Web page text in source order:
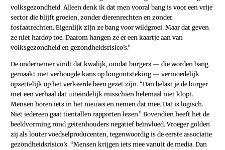
volksgezondheid. Alleen denk ik dat men vooral bang is voor een vrije
sector die blijft groeien, zonder dierenrechten en zonder
fosfaatrechten. Eigenlijk zijn ze bang voor wildgroei. Maar dat geven
ze niet hardop toe. Daarom hangen ze er een kaartje aan van
volksgezondheid en gezondheidsrisico’s.”
De ondernemer vindt dat kwalijk, omdat burgers — die worden bang
gemaakt met verhoogde kans op longontsteking — vermoedelijk
opzettelijk op het verkeerde been gezet zijn. “Dan belast je de burger
met een verhaal dat uiteindelijk misschien helemaal niet klopt.
Mensen horen iets in het nieuws en nemen dat mee. Dat is logisch.
Niet iedereen gaat tientallen rapporten lezen.” Bovendien heeft het de
beeldvorming rond geitenhouders negatief beïnvloed. Vroeger golden
zij als louter voedselproducenten, tegenwoordig is de eerste associatie
gezondheidsrisico’s. “Mensen krijgen iets mee vanuit de media. Dan